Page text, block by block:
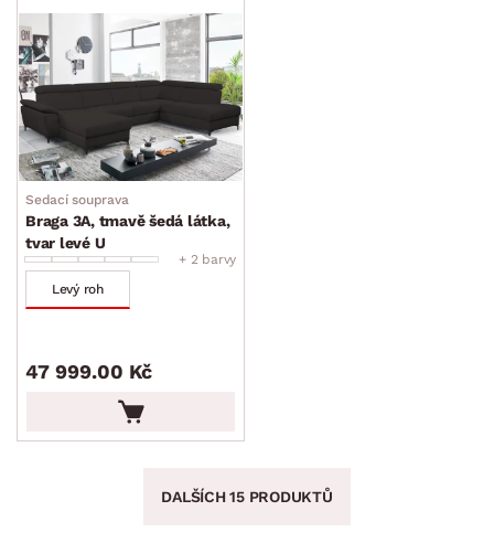
Sedací souprava
Braga 3A, tmavě šedá látka,
tvar levé U
+ 2 barvy
Levý roh
47 999.00 Kč
DALŠÍCH 15 PRODUKTŮ